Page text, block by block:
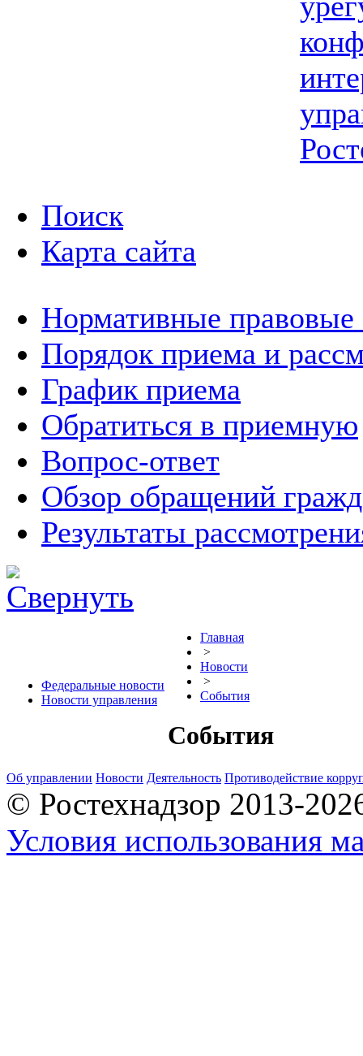
Поиск
Карта сайта
Нормативные правовые
Порядок приема и
График приема
Обратиться в приемную
Вопрос-ответ
Обзор обращений
Результаты
Федеральные новости
Новости управления
Главная
>
Новости
>
События
События
Об управлении Новости Деятельность Противодействие
© Ростехнадзор 2013-
Условия использования